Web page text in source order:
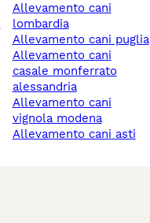
allevamento cani
lombardia
allevamento cani puglia
allevamento cani
casale monferrato
alessandria
allevamento cani
vignola modena
allevamento cani asti